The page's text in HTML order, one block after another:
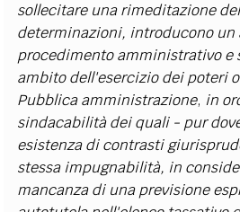
sollecitare una rimeditazione
determinazioni, introducono un
procedimento amministrativo e
ambito dell'esercizio dei poteri
Pubblica amministrazione, in
sindacabilità dei quali - pur
esistenza di contrasti
stessa impugnabilità, in
mancanza di una previsione